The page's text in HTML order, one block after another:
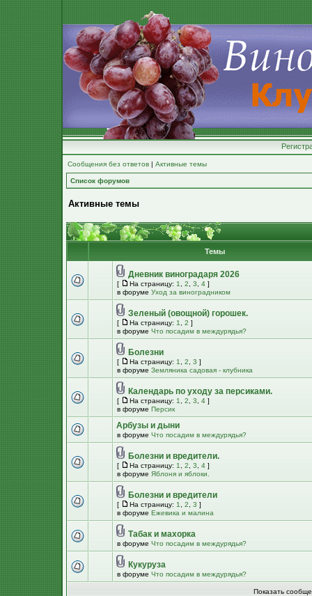
Сообщения без ответов | Активные темы
Список форумов
Активные темы
Темы
Дневник виноградаря 2026
[ На страницу: 1 2 3 4 ]
в форуме Уход за виноградником
Зеленый (овощной) горошек.
[ На страницу: 1 2 ]
в форуме Что посадим в междурядья?
Болезни
[ На страницу: 1 2 3 ]
в форуме Земляника садовая - клубника
Календарь по уходу за персиками.
[ На страницу: 1 2 3 4 ]
в форуме Персик
Арбузы и дыни
в форуме Что посадим в междурядья?
Болезни и вредители.
[ На страницу: 1 2 3 4 ]
в форуме Яблоня и яблоки.
Болезни и вредители
[ На страницу: 1 2 3 ]
в форуме Ежевика и малина
Табак и махорка
в форуме Что посадим в междурядья?
Кукуруза
в форуме Что посадим в междурядья?
Показать